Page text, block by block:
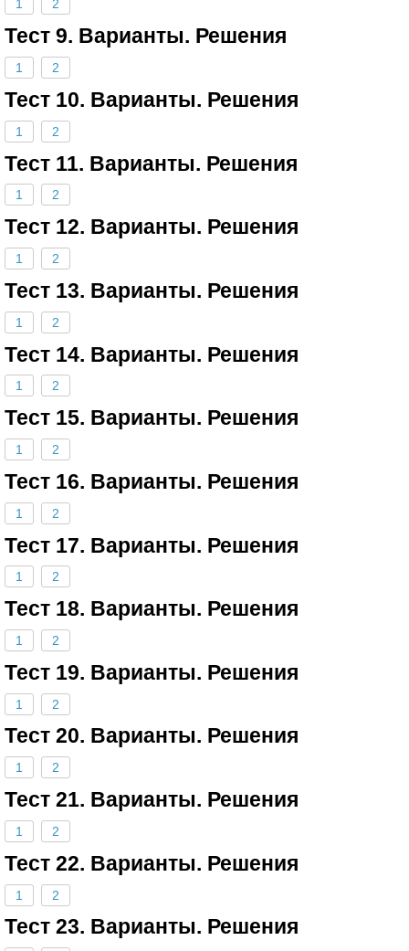
1 2
Тест 9. Варианты. Решения
1 2
Тест 10. Варианты. Решения
1 2
Тест 11. Варианты. Решения
1 2
Тест 12. Варианты. Решения
1 2
Тест 13. Варианты. Решения
1 2
Тест 14. Варианты. Решения
1 2
Тест 15. Варианты. Решения
1 2
Тест 16. Варианты. Решения
1 2
Тест 17. Варианты. Решения
1 2
Тест 18. Варианты. Решения
1 2
Тест 19. Варианты. Решения
1 2
Тест 20. Варианты. Решения
1 2
Тест 21. Варианты. Решения
1 2
Тест 22. Варианты. Решения
1 2
Тест 23. Варианты. Решения